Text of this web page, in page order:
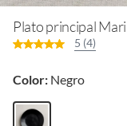
Plato principal
5 (4)
Color: Negro